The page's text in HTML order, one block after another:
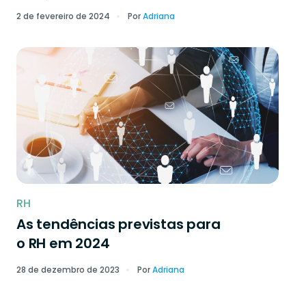
2 de fevereiro de 2024 PorAdriana
RH
As tendências previstas para
o RH em 2024
28 de dezembro de 2023 PorAdriana